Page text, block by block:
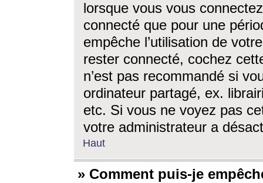
lorsque vous vous
connecté que pour une
empêche l’utilisation de
rester connecté, cochez
n’est pas recommandé si
ordinateur partagé, ex.
etc. Si vous ne voyez pas
votre administrateur a
Haut
» Comment puis-je